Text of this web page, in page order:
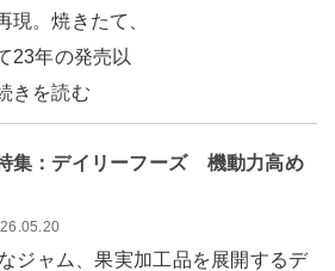
現。焼きたて、
23年の発売以
きを読む
集：デイリーフーズ 機動力高め
ジャム、果実加工品を展開するデ